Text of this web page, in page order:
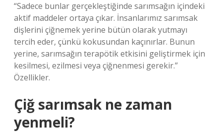
“Sadece bunlar gerçekleştiğinde sarımsağın içindeki
aktif maddeler ortaya çıkar. İnsanlarımız sarımsak
dişlerini çiğnemek yerine bütün olarak yutmayı
tercih eder, çünkü kokusundan kaçınırlar. Bunun
yerine, sarımsağın terapötik etkisini geliştirmek için
kesilmesi, ezilmesi veya çiğnenmesi gerekir.”
Özellikler.
Çiğ sarımsak ne zaman
yenmeli?